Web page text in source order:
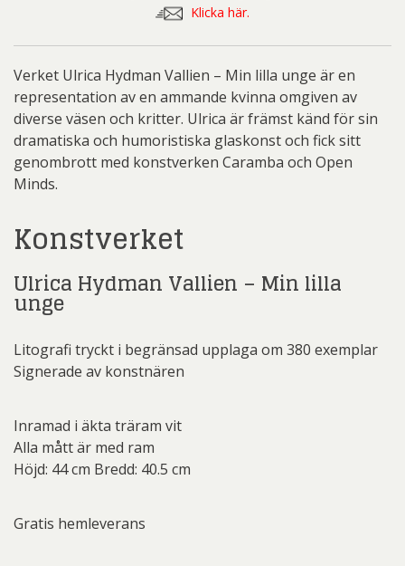
Klicka här.
Verket Ulrica Hydman Vallien – Min lilla unge är en
representation av en ammande kvinna omgiven av
diverse väsen och kritter. Ulrica är främst känd för sin
dramatiska och humoristiska glaskonst och fick sitt
genombrott med konstverken Caramba och Open
Minds.
Konstverket
Ulrica Hydman Vallien – Min lilla
unge
Litografi tryckt i begränsad upplaga om 380 exemplar
Signerade av konstnären
Inramad i äkta träram vit
Alla mått är med ram
Höjd: 44 cm Bredd: 40.5 cm
Gratis hemleverans